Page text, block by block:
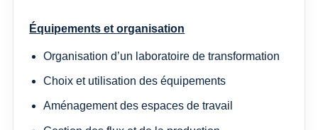
Équipements et organisation
Organisation d’un laboratoire de transformation
Choix et utilisation des équipements
Aménagement des espaces de travail